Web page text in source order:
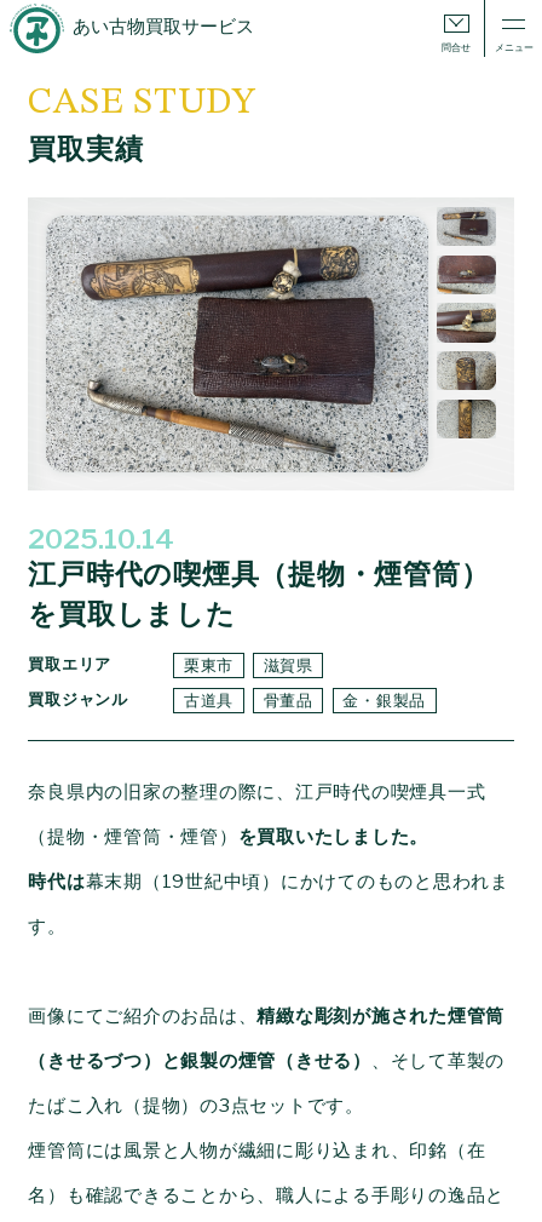
あい古物買取サービス
問合せ メニュー
CASE STUDY
買取実績
2025.10.14
江戸時代の喫煙具（提物・煙管筒）
を買取しました
買取エリア 栗東市
滋賀県
買取ジャンル
古道具 骨董品 金・銀製品
奈良県内の旧家の整理の際に、江戸時代の喫煙具一式
（提物・煙管筒・煙管） を買取いたしました。
時代は幕末期（19世紀中頃）にかけてのものと思われま
す。
画像にてご紹介のお品は、精緻な彫刻が施された煙管筒
（きせるづつ）と銀製の煙管（きせる） 、そして革製の
たばこ入れ（提物）の3点セットです。
煙管筒には風景と人物が繊細に彫り込まれ、印銘（在
名）も確認できることから、職人による手彫りの逸品と